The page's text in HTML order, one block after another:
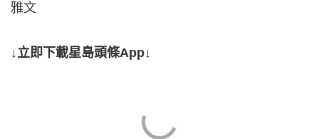
雅文
↓立即下載星島頭條App↓